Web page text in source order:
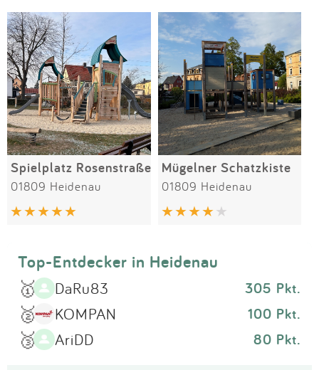
Anmelden
SPIELGERÄTE
Spielplatz Rosenstraße
01809 Heidenau
Mügelner Schatzkiste
01809 Heidenau
Top-Entdecker in Heidenau
🥇 DaRu83 305 Pkt.
🥈 KOMPAN 100 Pkt.
🥉 AriDD 80 Pkt.